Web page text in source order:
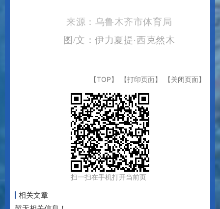
来源：乌鲁木齐市体育局
图 /文：伊力夏提·西克然木
【TOP】 【打印页面】 【关闭页面】
扫一扫在手机打开当前页
相关文章